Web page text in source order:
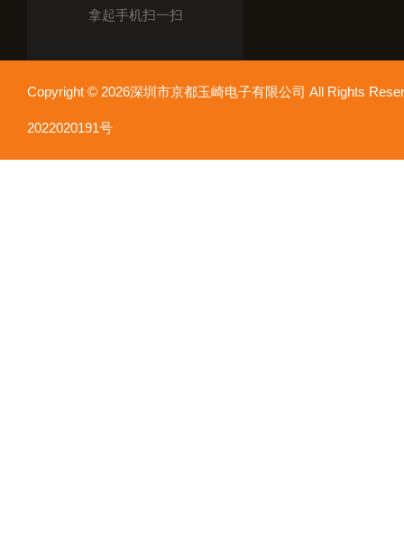
拿起手机扫一扫
Copyright © 2026深圳市京都玉崎电子有限公司 All Rights
2022020191号